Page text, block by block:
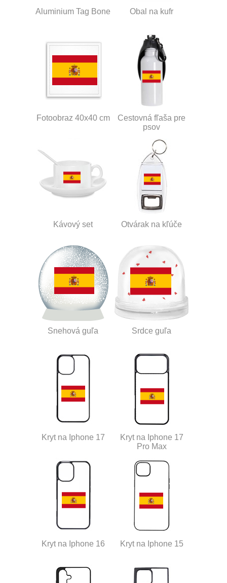
Aluminium Tag Bone Obal na kufr
Fotoobraz 40x40 cm
Cestovná fľaša pre
psov
Kávový set Otvárak na kľúče
Snehová guľa Srdce guľa
Kryt na Iphone 17
Kryt na Iphone 17
Pro Max
Kryt na Iphone 16 Kryt na Iphone 15